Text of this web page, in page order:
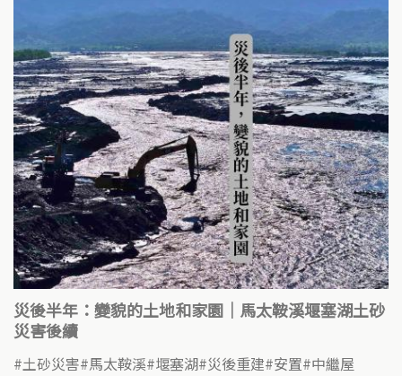
災後半年：變貌的土地和家園｜馬太鞍溪堰塞湖土砂
災害後續
土砂災害 馬太鞍溪 ​堰塞湖 災後重建 安置 中繼屋